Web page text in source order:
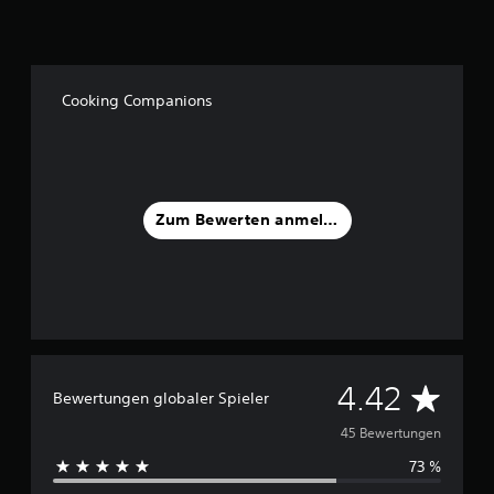
Cooking Companions
Zum Bewerten anmelden
Bewertungen globaler Spieler 4.42 D
u
r
45 Bewertungen
73 %